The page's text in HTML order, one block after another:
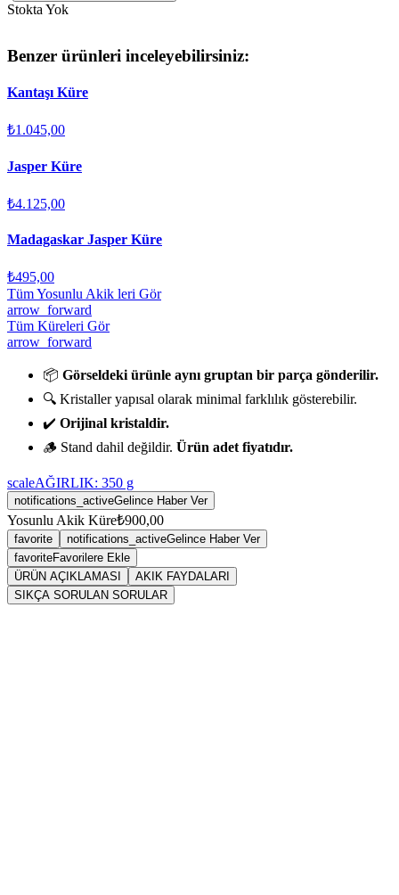
Stokta Yok
Benzer ürünleri inceleyebilirsiniz:
Kantaşı Küre
₺1.045,00
Jasper Küre
₺4.125,00
Madagaskar Jasper Küre
₺495,00
Tüm Yosunlu Akik leri Gör
arrow_forward
Tüm Küreleri Gör
arrow_forward
📦 Görseldeki ürünle aynı gruptan bir parça gönderilir.
🔍 Kristaller yapısal olarak minimal farklılık gösterebilir.
✔️ Orijinal kristaldir.
🪵 Stand dahil değildir. Ürün adet fiyatıdır.
scaleAĞIRLIK: 350 g
notifications_activeGelince Haber Ver
Yosunlu Akik Küre₺900,00
favorite notifications_activeGelince Haber Ver
favoriteFavorilere Ekle
ÜRÜN AÇIKLAMASI
AKIK FAYDALARI
SIKÇA SORULAN SORULAR